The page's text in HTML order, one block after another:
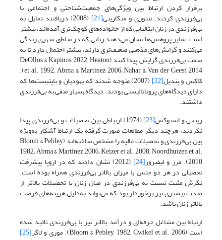
برقرار کردن ارتباط بین ویژگی‌های جمعیت‌شناختی و اجتماعی با
بی‌فرزندی کردند. تنتوری و منکارینی[21] (2008) دریافتند تمایل به
بی‌فرزندی در زنان ایتالیایی که از خانواده‌های کوچک‌تری آمده‌اند، بیشتر
است. سایر پژوهش‌ها نشان می‌دهند زنانی که در مناطق شهری زندگی
می‌کنند و گرایش‌های مذهبی ضعیف‌تری دارند، بیشتر احتمال دارد تا به
سمت بی‌فرزندی گرایش پیدا کنند (DeOllos & Kapinus 2022; Heaton
et al. 1992; Abma & Martinez 2006; Nahar & Van der Geest 2014).
کاکس و پندیل[22] (2007) متوجه شدند که یهودیان و باپتیست‌ها که
دارای دیدگاه‌های پروناتالیستی بودند، دیدگاه بسیار منفی به بی‌فرزندی
داشتند.
ریتچی و استوکس[23] (1974) ارتباطی بین تحصیلات و بی‌فرزندی پیدا
نکردند، هرچند دیگر مطالعات صورت گرفته یک ارتباط آشکار به‌ویژه
بین بی‌فرزندی و تحصیلات عالیه را مشخص ساخته‌اند (Bloom & Pebley
1982; Abma & Martinez 2006; Keizer et al. 2008; Noordhuizen et al.
2010). مرز و لیفبرور [24] (2012) نشان دادند که در اروپا پیشرفت
تحصیلی در هر دو جنس با میزان بالاتر بی‌فرزندی همراه بوده است.
نگرش مثبت نسبت به بی‌فرزندی در میان زنان با تحصیلات بالاتر از
شدت بیشتری نیز برخوردار بود که می‌تواند به‌دلیل هزینه‌های فرصت
بالاتر زنان باشد.
ارتباط بین مشاغل حرفه‌ای و درآمد بالاتر نیز با بی‌فرزندی تائید شده
است (Bloom & Pebley 1982; Cwikel et al. 2006). موری و لاگر [25]